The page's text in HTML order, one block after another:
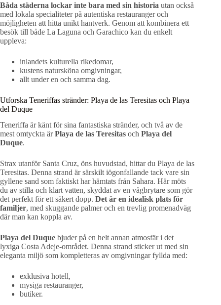
Båda städerna lockar inte bara med sin historia utan också
med lokala specialiteter på autentiska restauranger och
möjligheten att hitta unikt hantverk. Genom att kombinera ett
besök till både La Laguna och Garachico kan du enkelt
uppleva:
inlandets kulturella rikedomar,
kustens natursköna omgivningar,
allt under en och samma dag.
Utforska Teneriffas stränder: Playa de las Teresitas och Playa
del Duque
Teneriffa är känt för sina fantastiska stränder, och två av de
mest omtyckta ärPlaya de las Teresitas och Playa del
Duque.
Strax utanför Santa Cruz, öns huvudstad, hittar du Playa de las
Teresitas. Denna strand är särskilt iögonfallande tack vare sin
gyllene sand som faktiskt har hämtats från Sahara. Här möts
du av stilla och klart vatten, skyddat av en vågbrytare som gör
det perfekt för ett säkert dopp. Det är en idealisk plats för
familjer, med skuggande palmer och en trevlig promenadväg
där man kan koppla av.
Playa del Duque bjuder på en helt annan atmosfär i det
lyxiga Costa Adeje-området. Denna strand sticker ut med sin
eleganta miljö som kompletteras av omgivningar fyllda med:
exklusiva hotell,
mysiga restauranger,
butiker.